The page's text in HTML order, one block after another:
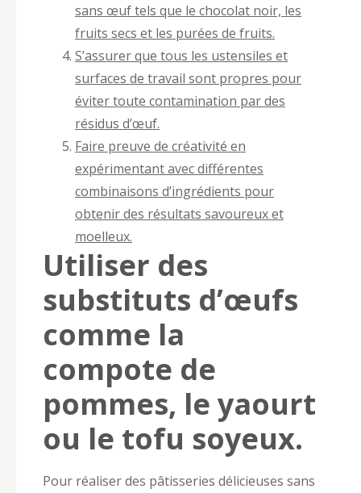
sans œuf tels que le chocolat noir, les
fruits secs et les purées de fruits.
S’assurer que tous les ustensiles et
surfaces de travail sont propres pour
éviter toute contamination par des
résidus d’œuf.
Faire preuve de créativité en
expérimentant avec différentes
combinaisons d’ingrédients pour
obtenir des résultats savoureux et
moelleux.
Utiliser des
substituts d’œufs
comme la
compote de
pommes, le yaourt
ou le tofu soyeux.
Pour réaliser des pâtisseries délicieuses sans